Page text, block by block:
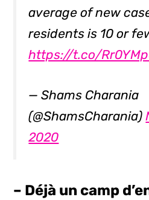
average of new
residents is 10 or
https://t.co/
— Shams Charania
(@ShamsCharania)
2020
– Déjà un camp